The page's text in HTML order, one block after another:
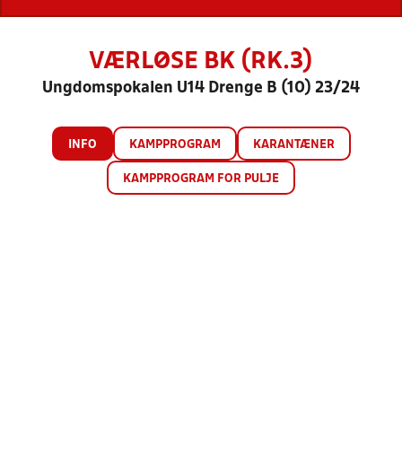
VÆRLØSE BK (RK.3)
Ungdomspokalen U14 Drenge B (10) 23/24
INFO KAMPPROGRAM KARANTÆNER
KAMPPROGRAM FOR PULJE